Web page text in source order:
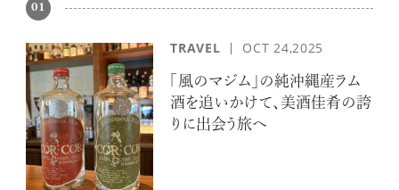
01
TRAVEL OCT 24,2025
「風のマジム」の純沖縄産ラム
酒を追いかけて、美酒佳肴の誇
りに出会う旅へ